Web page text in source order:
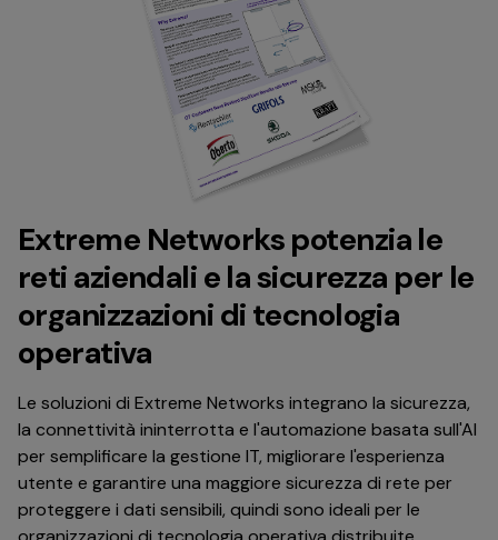
Extreme Networks potenzia le
reti aziendali e la sicurezza per le
organizzazioni di tecnologia
operativa
Le soluzioni di Extreme Networks integrano la sicurezza,
la connettività ininterrotta e l'automazione basata sull'AI
per semplificare la gestione IT, migliorare l'esperienza
utente e garantire una maggiore sicurezza di rete per
proteggere i dati sensibili, quindi sono ideali per le